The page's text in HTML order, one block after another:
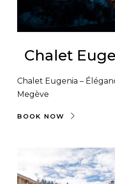
Chalet
Chalet Eugenia –
Megève
BOOK NOW